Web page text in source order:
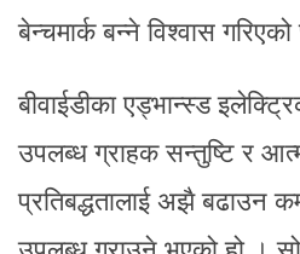
बेन्चमार्क बन्ने विश्वास
बीवाईडीका एड्भान्स्ड
उपलब्ध ग्राहक सन्तुष्टि र
प्रतिबद्धतालाई अझै बढाउन